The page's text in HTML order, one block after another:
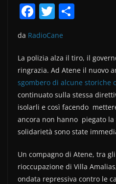
F
a
c
e
b
o
o
k
T
itt
er di
vi
di
da RadioCane
La polizia alza il tiro, il
ringrazia. Ad Atene il nuovo
sgombero di alcune storiche
continuato sulla stessa
isolarli e così facendo
ancora non hanno piegato la
solidarietà sono state
Un compagno di Atene, tra
rioccupazione di Villa
ondata repressiva contro le